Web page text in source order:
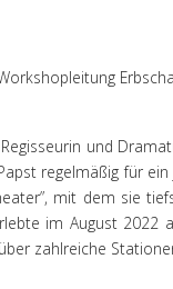
und
regelmäßig für
mit dem sie
im August 2022
zahlreiche